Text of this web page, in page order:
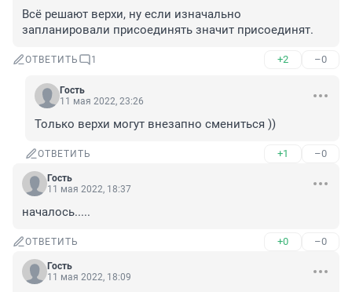
Всё решают верхи, ну если изначально
запланировали присоединять значит присоединят.
ОТВЕТИТЬ 1 +2 –0
Гость
11 мая 2022, 23:26
Только верхи могут внезапно смениться ))
ОТВЕТИТЬ +1 –0
Гость
11 мая 2022, 18:37
началось.....
ОТВЕТИТЬ +0 –0
Гость
11 мая 2022, 18:09